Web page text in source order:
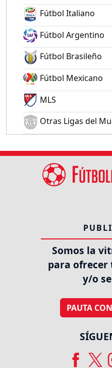
Fútbol Italiano
Fútbol Argentino
Fútbol Brasileño
Fútbol Mexicano
MLS
Otras Ligas del
Somos la
para ofrecer
y/o
PAUTA